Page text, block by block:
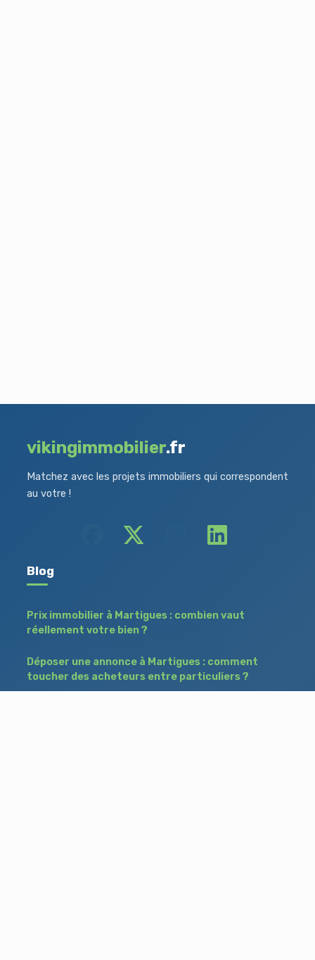
vikingimmobilier.fr
Matchez avec les projets immobiliers qui correspondent
au votre !
Blog
Prix immobilier à Martigues : combien vaut
réellement votre bien ?
Déposer une annonce à Martigues : comment
toucher des acheteurs entre particuliers ?